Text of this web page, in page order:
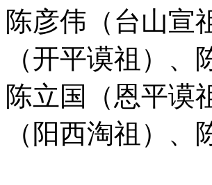
陈彦伟（台山宣
（开平谟祖）、
陈立国（恩平谟
（阳西淘祖）